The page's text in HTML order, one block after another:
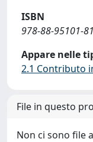
ISBN
978-88-95101-
Appare nelle
2.1 Contributo
File in questo
Non ci sono file